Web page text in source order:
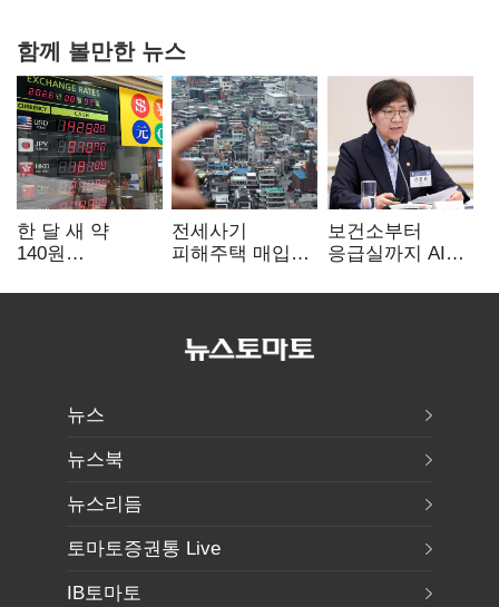
함께 볼만한 뉴스
한 달 새 약
140원
엔저'에 원화
전세사기
피해주택 매입
누적 피해자
보건소부터
응급실까지 AI
혁신 본격화
뉴스
뉴스북
뉴스리듬
토마토증권통 Live
IB토마토